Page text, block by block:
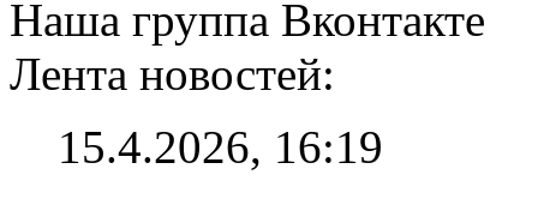
Наша группа Вконтакте
Лента новостей:
15.4.2026, 16:19